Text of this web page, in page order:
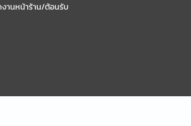
านหน้าร้าน/ต้อนรับ